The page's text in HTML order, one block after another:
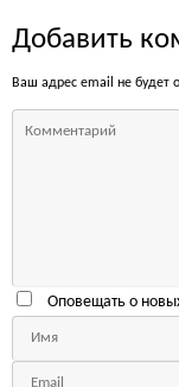
Добавить
Ваш адрес email не будет
Оповещать о